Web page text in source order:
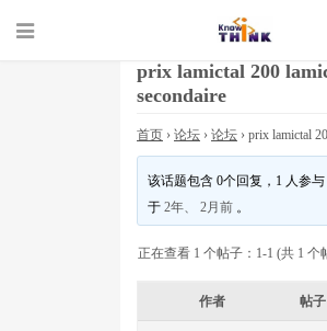
prix lamictal 200
secondaire
首页 › 论坛 › 论坛 › prix lamictal
该话题包含 0个回复，1 人参
于2年、 2月前 。
正在查看 1 个帖子：1-1 (共 1 个
作者 帖子